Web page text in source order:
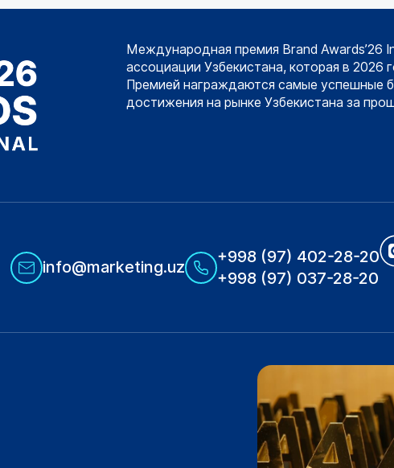
Международная премия Brand
ассоциации Узбекистана, которая в 2026
Премией награждаются самые успешные
достижения на рынке Узбекистана за
info@marketing.uz
+998 (97) 402-28-20
+998 (97) 037-28-20